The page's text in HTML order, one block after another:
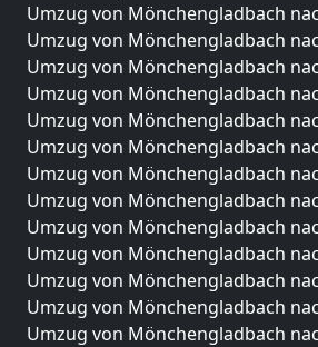
Umzug von Mönchengladbach
Umzug von Mönchengladbach
Umzug von Mönchengladbach
Umzug von Mönchengladbach
Umzug von Mönchengladbach
Umzug von Mönchengladbach
Umzug von Mönchengladbach
Umzug von Mönchengladbach
Umzug von Mönchengladbach
Umzug von Mönchengladbach
Umzug von Mönchengladbach
Umzug von Mönchengladbach
Umzug von Mönchengladbach